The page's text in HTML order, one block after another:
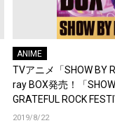
ANIME
TVアニメ「SHOW BY
ray BOX発売！「
GRATEFUL ROCK
2019/8/22